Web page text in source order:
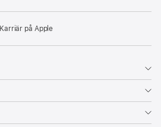
Karriär på Apple